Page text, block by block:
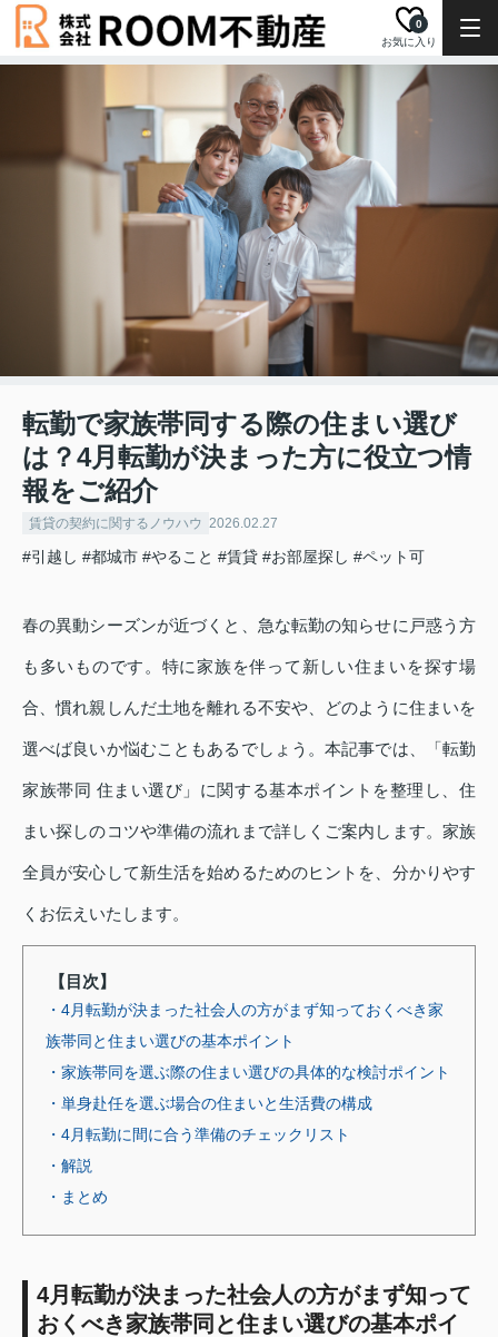
お気に入り
0
転勤で家族帯同する際の住まい選び
は？4月転勤が決まった方に役立つ情
報をご紹介
賃貸の契約に関するノウハウ 2026.02.27
#引越し #都城市 #やること #賃貸 #お部屋探し #ペット可
春の異動シーズンが近づくと、急な転勤の知らせに戸惑う方
も多いものです。特に家族を伴って新しい住まいを探す場
合、慣れ親しんだ土地を離れる不安や、どのように住まいを
選べば良いか悩むこともあるでしょう。本記事では、「転勤
家族帯同 住まい選び」に関する基本ポイントを整理し、住
まい探しのコツや準備の流れまで詳しくご案内します。家族
全員が安心して新生活を始めるためのヒントを、分かりやす
くお伝えいたします。
【目次】
・4月転勤が決まった社会人の方がまず知っておくべき家
族帯同と住まい選びの基本ポイント
・家族帯同を選ぶ際の住まい選びの具体的な検討ポイント
・単身赴任を選ぶ場合の住まいと生活費の構成
・4月転勤に間に合う準備のチェックリスト
・解説
・まとめ
4月転勤が決まった社会人の方がまず知って
おくべき家族帯同と住まい選びの基本ポイ